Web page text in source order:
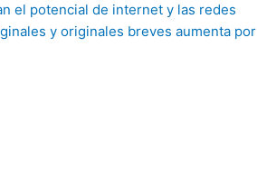
el potencial de internet y las redes
y originales breves aumenta por